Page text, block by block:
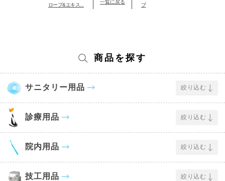
ローブ&エキス...
一覧に戻る
ブ
商品を探す
サニタリー用品 絞り込む
診療用品 絞り込む
院内用品 絞り込む
技工用品 絞り込む